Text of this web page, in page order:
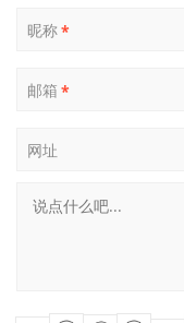
昵称*
邮箱 *
网址